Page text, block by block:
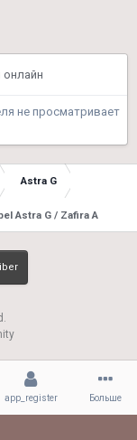
онлайн
не просматривает
Astra G
Astra G / Zafira A
app_register Больше